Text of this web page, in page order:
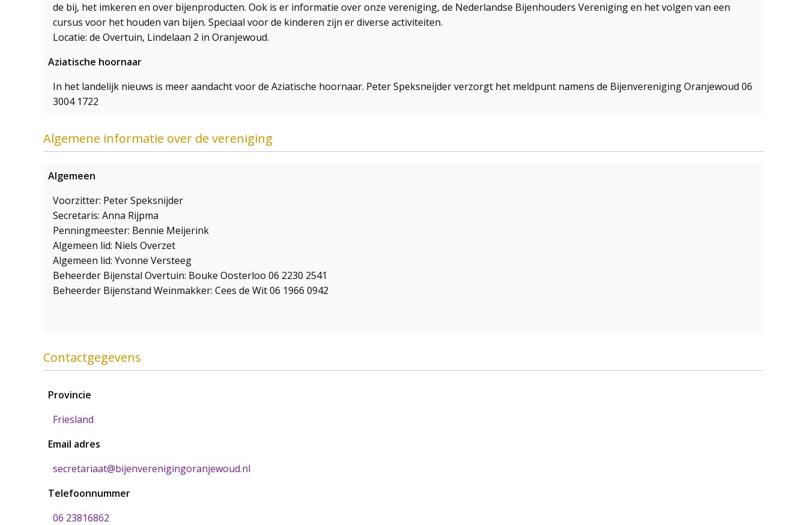
de bij, het imkeren en over bijenproducten. Ook is er informatie over onze vereniging, de Nederlandse Bijenhouders Vereniging en het volgen van een
cursus voor het houden van bijen. Speciaal voor de kinderen zijn er diverse activiteiten.
Locatie: de Overtuin, Lindelaan 2 in Oranjewoud.
Aziatische hoornaar
In het landelijk nieuws is meer aandacht voor de Aziatische hoornaar. Peter Speksneijder verzorgt het meldpunt namens de Bijenvereniging Oranjewoud 06
3004 1722
Algemene informatie over de vereniging
Algemeen
Voorzitter: Peter Speksnijder
Secretaris: Anna Rijpma
Penningmeester: Bennie Meijerink
Algemeen lid: Niels Overzet
Algemeen lid: Yvonne Versteeg
Beheerder Bijenstal Overtuin: Bouke Oosterloo 06 2230 2541
Beheerder Bijenstand Weinmakker: Cees de Wit 06 1966 0942
Contactgegevens
Provincie
Friesland
Email adres
secretariaat@bijenverenigingoranjewoud.nl
Telefoonnummer
06 23816862